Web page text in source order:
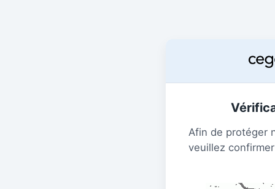
Afin de protéger
veuillez